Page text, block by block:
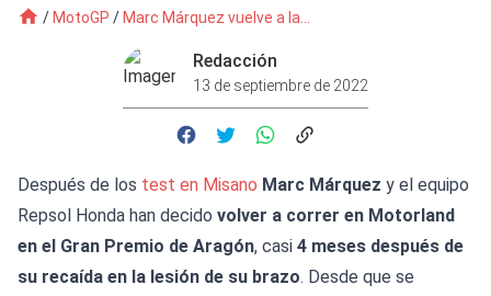
/ MotoGP / Marc Márquez vuelve a la...
Redacción
13 de septiembre de 2022
Después de los test en Misano Marc Márquez y el equipo
Repsol Honda han decido volver a correr en Motorland
en el Gran Premio de Aragón, casi 4 meses después de
su recaída en la lesión de su brazo. Desde que se